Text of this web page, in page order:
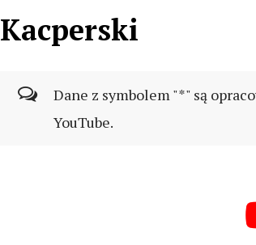
Kacperski
Dane z symbolem "*" są
YouTube.